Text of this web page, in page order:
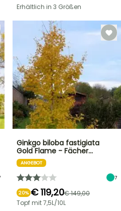
Erhältlich in 3 Größen
Ginkgo biloba fastigiata
Gold Flame - Fächer…
ANGEBOT
7
20% € 119,20€ 149,00
Topf mit 7,5L/10L